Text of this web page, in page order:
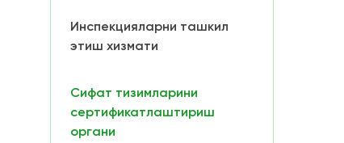
Инспекцияларни ташкил
этиш хизмати
Сифат тизимларини
сертификатлаштириш
органи